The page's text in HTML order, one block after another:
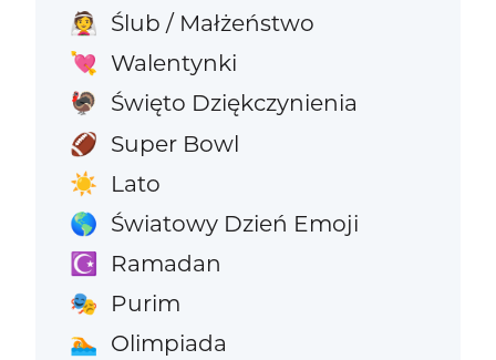
👰 Ślub / Małżeństwo
💘 Walentynki
🦃 Święto Dziękczynienia
🏈 Super Bowl
☀️ Lato
🌎 Światowy Dzień Emoji
☪️ Ramadan
🎭 Purim
🏊 Olimpiada